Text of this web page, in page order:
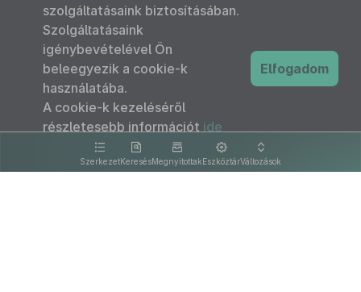
SzerkezetKeresésMegnyitottakEszköztárVáltozások
szolgáltatásaink biztosításában.
Szolgáltatásaink
igénybevételével Ön
beleegyezik a cookie-k
használatába.
A cookie-k kezeléséről
részletesebb információt ide
kattintva olvashat.
Elfogadom